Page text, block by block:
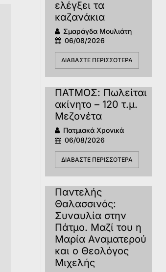
ελέγξει τα
καζανάκια
Σμαράγδα Μουλιάτη
06/08/2026
ΔΙΑΒΆΣΤΕ ΠΕΡΙΣΣΌΤΕΡΑ
ΠΑΤΜΟΣ: Πωλείται
ακίνητο – 120 τ.μ.
Μεζονέτα
Πατμιακά Χρονικά
06/08/2026
ΔΙΑΒΆΣΤΕ ΠΕΡΙΣΣΌΤΕΡΑ
Παντελής
Θαλασσινός:
Συναυλία στην
Πάτμο. Μαζί του η
Μαρία Αναματερού
και ο Θεολόγος
Μιχελής